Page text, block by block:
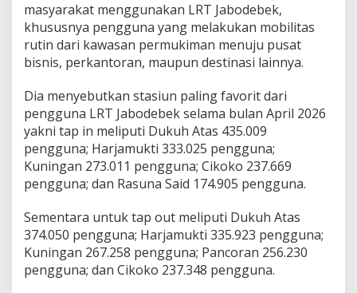
masyarakat menggunakan LRT Jabodebek,
khususnya pengguna yang melakukan mobilitas
rutin dari kawasan permukiman menuju pusat
bisnis, perkantoran, maupun destinasi lainnya.
Dia menyebutkan stasiun paling favorit dari
pengguna LRT Jabodebek selama bulan April 2026
yakni tap in meliputi Dukuh Atas 435.009
pengguna; Harjamukti 333.025 pengguna;
Kuningan 273.011 pengguna; Cikoko 237.669
pengguna; dan Rasuna Said 174.905 pengguna.
Sementara untuk tap out meliputi Dukuh Atas
374.050 pengguna; Harjamukti 335.923 pengguna;
Kuningan 267.258 pengguna; Pancoran 256.230
pengguna; dan Cikoko 237.348 pengguna.